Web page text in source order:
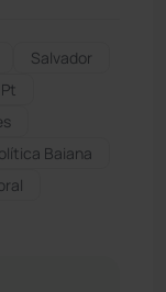
Salvador
Pt
Baiana